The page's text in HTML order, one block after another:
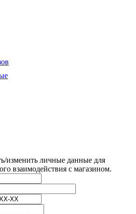
изменить личные данные для
взаимодействия с магазином.